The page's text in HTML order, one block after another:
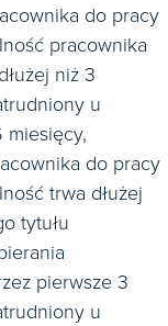
do pracy
pracownika
niż 3
u
do pracy
trwa dłużej
tytułu
pierwsze 3
u